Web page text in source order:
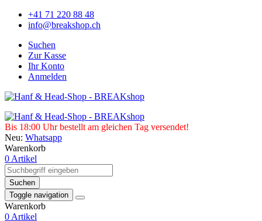
+41 71 220 88 48
info@breakshop.ch
Suchen
Zur Kasse
Ihr Konto
Anmelden
Bis 18:00 Uhr bestellt am gleichen Tag versendet!
Neu: Whatsapp
Warenkorb
0 Artikel
Suchen
Toggle navigation
Warenkorb
0 Artikel